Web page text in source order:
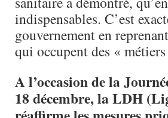
indispensables. C’est
gouvernement en
qui occupent des «
A l’occasion de la
18 décembre, la LDH